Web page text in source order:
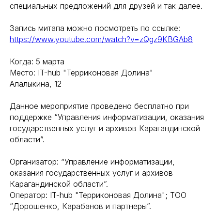
специальных предложений для друзей и так далее.
Запись митапа можно посмотреть по ссылке:
https://www.youtube.com/watch?v=zQgz9KBGAb8
Когда: 5 марта
Место: IT-hub "Терриконовая Долина"
Алалыкина, 12
Данное мероприятие проведено бесплатно при
поддержке “Управления информатизации, оказания
государственных услуг и архивов Карагандинской
области”.
Организатор: “Управление информатизации,
оказания государственных услуг и архивов
Карагандинской области”.
Оператор: IT-hub "Терриконовая Долина"; ТОО
“Дорошенко, Карабанов и партнеры”.